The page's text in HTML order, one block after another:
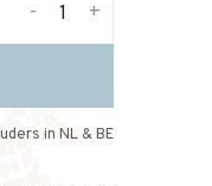
+
-
in NL & BE